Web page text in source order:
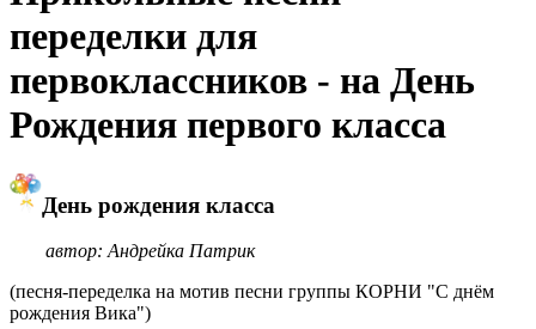
переделки для
первоклассников - на День
Рождения первого класса
День рождения класса
автор: Андрейка Патрик
(песня-переделка на мотив песни группы КОРНИ "С днём
рождения Вика")